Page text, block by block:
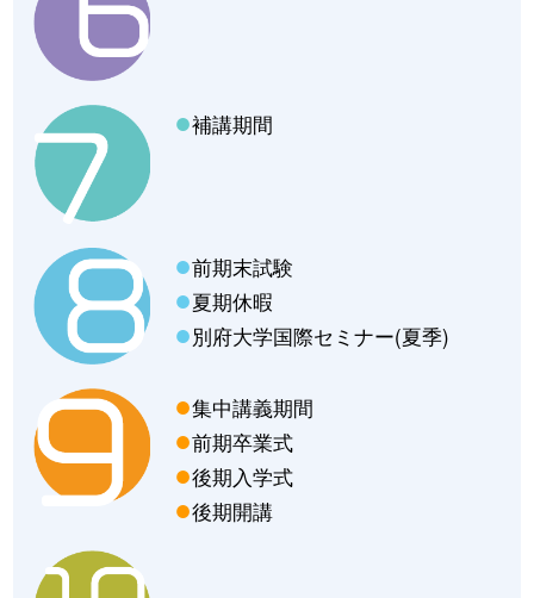
補講期間
前期末試験
夏期休暇
別府大学国際セミナー(夏季)
集中講義期間
前期卒業式
後期入学式
後期開講